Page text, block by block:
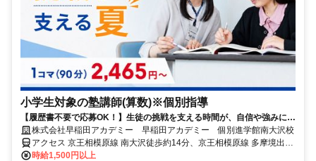
小学生対象の塾講師(算数)※個別指導
【履歴書不要で応募OK！】生徒の挑戦を支える時間が、自信や強みに繋
がる仕事です
株式会社早稲田アカデミー 早稲田アカデミー 個別進学館南大沢校
アクセス 京王相模原線 南大沢徒歩約14分、京王相模原線 多摩境出入
口1徒歩約25分、京王相模原線 京王堀之内徒歩約33分
時給1,500円以上